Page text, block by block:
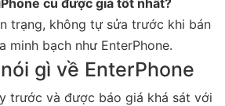
trạng, không tự sửa trước khi bán
minh bạch như EnterPhone.
gì về EnterPhone
trước và được báo giá khá sát với